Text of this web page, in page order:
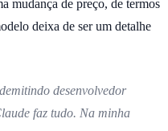
mudança de preço, de termos
deixa de ser um detalhe
desenvolvedor
faz tudo. Na minha